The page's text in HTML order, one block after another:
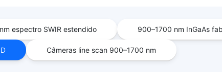
espectro SWIR estendido 900–1700 nm InGaAs
Câmeras line scan 900–1700 nm